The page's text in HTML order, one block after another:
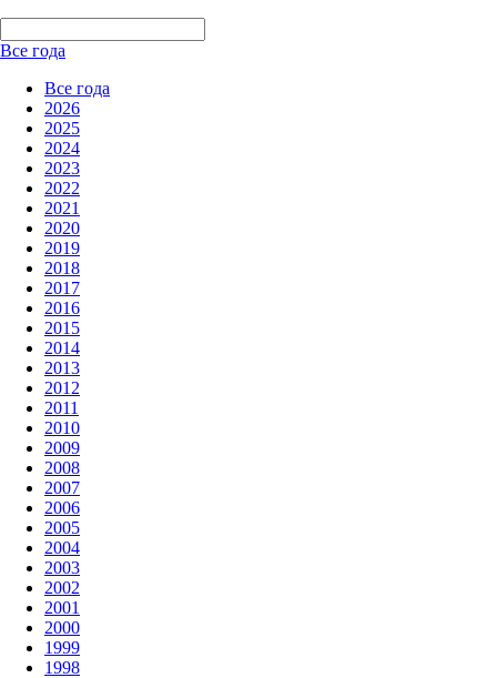
Все года
Все года
2026
2025
2024
2023
2022
2021
2020
2019
2018
2017
2016
2015
2014
2013
2012
2011
2010
2009
2008
2007
2006
2005
2004
2003
2002
2001
2000
1999
1998